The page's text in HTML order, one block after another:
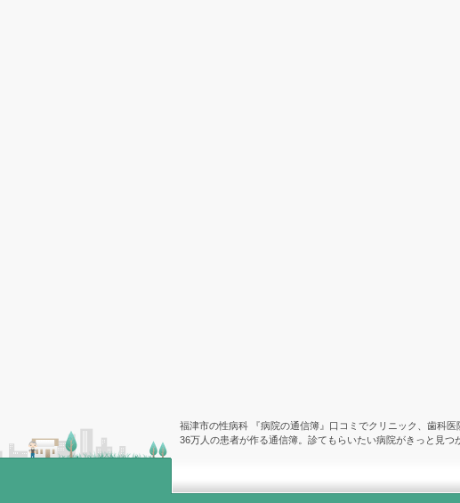
福津市の性病科 『病院の通信簿』口コミでクリニック、歯科医
36万人の患者が作る通信簿。診てもらいたい病院がきっと見